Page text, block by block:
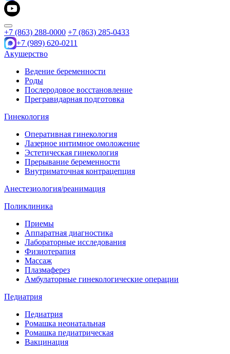
+7 (863) 288-0000 +7 (863) 285-0433
+7 (989) 620-0211
Акушерство
Ведение беременности
Роды
Послеродовое восстановление
Прегравидарная подготовка
Гинекология
Оперативная гинекология
Лазерное интимное омоложение
Эстетическая гинекология
Прерывание беременности
Внутриматочная контрацепция
Анестезиология/реанимация
Поликлиника
Приемы
Аппаратная диагностика
Лабораторные исследования
Физиотерапия
Массаж
Плазмаферез
Амбулаторные гинекологические операции
Педиатрия
Педиатрия
Ромашка неонатальная
Ромашка педиатрическая
Вакцинация